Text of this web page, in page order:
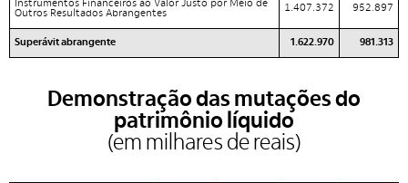
Instrumentos Financeiros ao Valor Justo por Meio de
Outros Resultados Abrangentes
1.407.372 952.897
Superávit abrangente 1.622.970 981.313
Demonstração das mutações do
patrimônio líquido
(em milhares de reais)